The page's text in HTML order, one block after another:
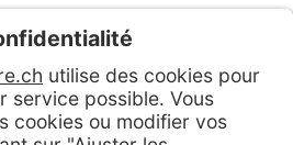
MAINTENANT